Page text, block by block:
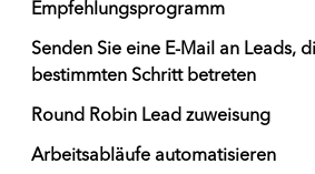
Empfehlungsprogramm
Senden Sie eine E-Mail an Leads,
bestimmten Schritt betreten
Round Robin Lead zuweisung
Arbeitsabläufe automatisieren